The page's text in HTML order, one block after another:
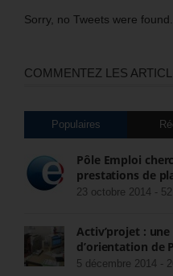
Sorry, no Tweets were found.
COMMENTEZ LES
Populaires
Pôle Emploi
prestations de
23 octobre 2014 -
Activ’projet :
d’orientation de
5 décembre 2014 -